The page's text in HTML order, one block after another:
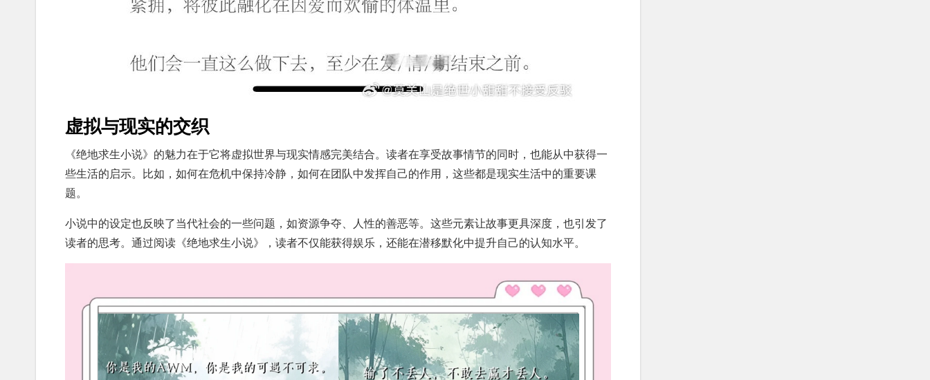
虚拟与现实的交织
《绝地求生小说》的魅力在于它将虚拟世界与现实情感完美结合。读者在享受故事情节的同时，也能从中获得一
些生活的启示。比如，如何在危机中保持冷静，如何在团队中发挥自己的作用，这些都是现实生活中的重要课
题。
小说中的设定也反映了当代社会的一些问题，如资源争夺、人性的善恶等。这些元素让故事更具深度，也引发了
读者的思考。通过阅读《绝地求生小说》，读者不仅能获得娱乐，还能在潜移默化中提升自己的认知水平。